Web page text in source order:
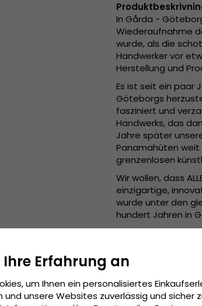
In Gårda -
Wiederaufnahme
wurde, als die
Handwerker vor
Herstellung und
Es ist seit ein paar
Göteborgs
fasziniert und
Handwerks, das
Jahre später
Panamahüten weit
grenzenlosen
Wir wollen, dass
einzigartige,
wurde unter den
hundert Jahren in
Hergestellt aus: 100
Erfahrung an
um Ihnen ein personalisiertes
und unsere Websites zuverlässig und sicher